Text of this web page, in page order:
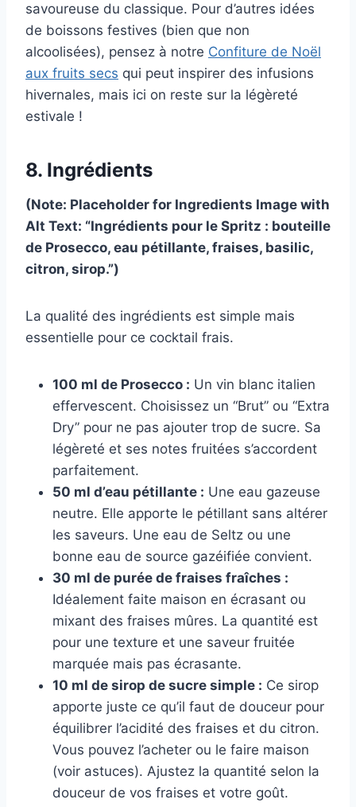
savoureuse du classique. Pour d’autres idées
de boissons festives (bien que non
alcoolisées), pensez à notre Confiture de Noël
aux fruits secs qui peut inspirer des infusions
hivernales, mais ici on reste sur la légèreté
estivale !
8. Ingrédients
(Note: Placeholder for Ingredients Image with
Alt Text: “Ingrédients pour le Spritz : bouteille
de Prosecco, eau pétillante, fraises, basilic,
citron, sirop.”)
La qualité des ingrédients est simple mais
essentielle pour ce cocktail frais.
100 ml de Prosecco : Un vin blanc italien
effervescent. Choisissez un “Brut” ou “Extra
Dry” pour ne pas ajouter trop de sucre. Sa
légèreté et ses notes fruitées s’accordent
parfaitement.
50 ml d’eau pétillante : Une eau gazeuse
neutre. Elle apporte le pétillant sans altérer
les saveurs. Une eau de Seltz ou une
bonne eau de source gazéifiée convient.
30 ml de purée de fraises fraîches :
Idéalement faite maison en écrasant ou
mixant des fraises mûres. La quantité est
pour une texture et une saveur fruitée
marquée mais pas écrasante.
10 ml de sirop de sucre simple : Ce sirop
apporte juste ce qu’il faut de douceur pour
équilibrer l’acidité des fraises et du citron.
Vous pouvez l’acheter ou le faire maison
(voir astuces). Ajustez la quantité selon la
douceur de vos fraises et votre goût.